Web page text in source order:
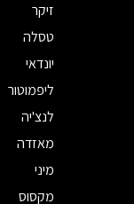
זיקר
טסלה
יונדאי
ליפמוטור
לנצ'יה
מאזדה
מיני
מקסוס